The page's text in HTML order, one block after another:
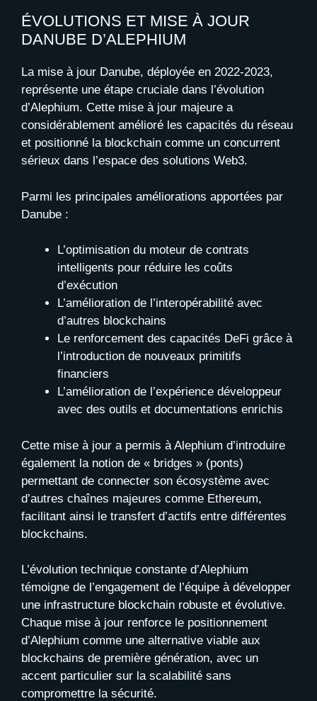
ÉVOLUTIONS ET MISE À JOUR
DANUBE D’ALEPHIUM
La mise à jour Danube, déployée en 2022-2023,
représente une étape cruciale dans l’évolution
d’Alephium. Cette mise à jour majeure a
considérablement amélioré les capacités du réseau
et positionné la blockchain comme un concurrent
sérieux dans l’espace des solutions Web3.
Parmi les principales améliorations apportées par
Danube :
L’optimisation du moteur de contrats
intelligents pour réduire les coûts
d’exécution
L’amélioration de l’interopérabilité avec
d’autres blockchains
Le renforcement des capacités DeFi grâce à
l’introduction de nouveaux primitifs
financiers
L’amélioration de l’expérience développeur
avec des outils et documentations enrichis
Cette mise à jour a permis à Alephium d’introduire
également la notion de « bridges » (ponts)
permettant de connecter son écosystème avec
d’autres chaînes majeures comme Ethereum,
facilitant ainsi le transfert d’actifs entre différentes
blockchains.
L’évolution technique constante d’Alephium
témoigne de l’engagement de l’équipe à développer
une infrastructure blockchain robuste et évolutive.
Chaque mise à jour renforce le positionnement
d’Alephium comme une alternative viable aux
blockchains de première génération, avec un
accent particulier sur la scalabilité sans
compromettre la sécurité.